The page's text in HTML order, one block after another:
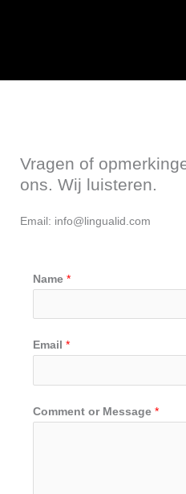
Vragen of
ons. Wij luisteren.
Email: info@lingualid.com
Name *
Email *
Comment or Message *